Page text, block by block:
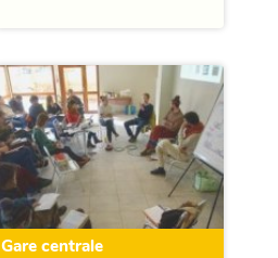
Gare centrale